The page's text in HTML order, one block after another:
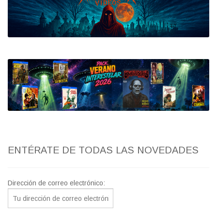
Bluray
Clasificada S
artwork
fantaterror
Jesús Franco
ENTÉRATE DE TODAS LAS NOVEDADES
Dirección de correo electrónico: